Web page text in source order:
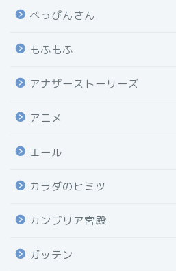
べっぴんさん
もふもふ
アナザーストーリーズ
アニメ
エール
カラダのヒミツ
カンブリア宮殿
ガッテン